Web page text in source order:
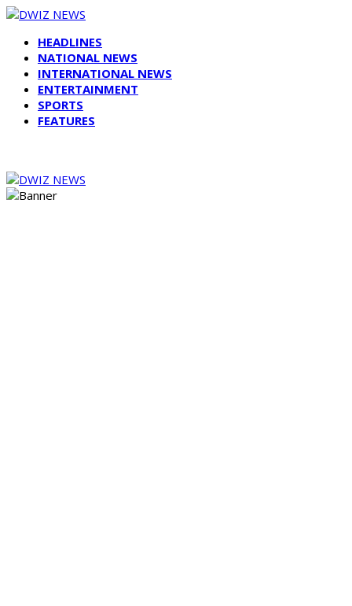
HEADLINES
NATIONAL NEWS
INTERNATIONAL NEWS
ENTERTAINMENT
SPORTS
FEATURES